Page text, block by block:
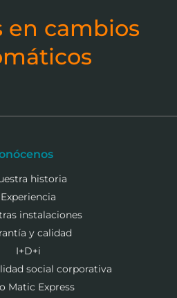
en cambios
historia
Experiencia
instalaciones
y calidad
I+D+i
social corporativa
Matic Express